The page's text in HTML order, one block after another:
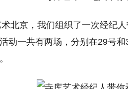
北京，我们组织了一次经纪
动一共有两场，分别在29号